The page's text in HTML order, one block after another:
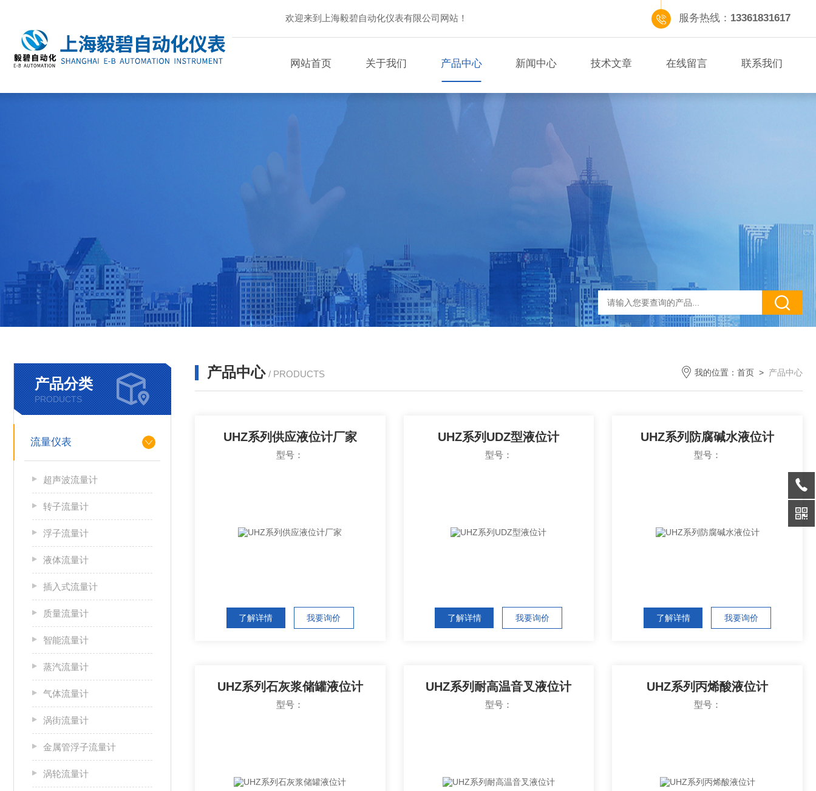
欢迎来到上海毅碧自动化仪表有限公司网站！ 服务热线： 13361831617
网站首页 关于我们 产品中心 新闻中心 技术文章 在线留言 联系我们
产品分类
PRODUCTS
流量仪表
超声波流量计
转子流量计
浮子流量计
液体流量计
插入式流量计
质量流量计
智能流量计
蒸汽流量计
气体流量计
涡街流量计
金属管浮子流量计
涡轮流量计
产品中心 / PRODUCTS 我的位置： 首页 > 产品中心
UHZ系列供应液位计厂家
型号：
了解详情 我要询价
UHZ系列UDZ型液位计
型号：
了解详情 我要询价
UHZ系列防腐碱水液位计
型号：
了解详情 我要询价
UHZ系列石灰浆储罐液位计
型号：
UHZ系列耐高温音叉液位计
型号：
UHZ系列丙烯酸液位计
型号：